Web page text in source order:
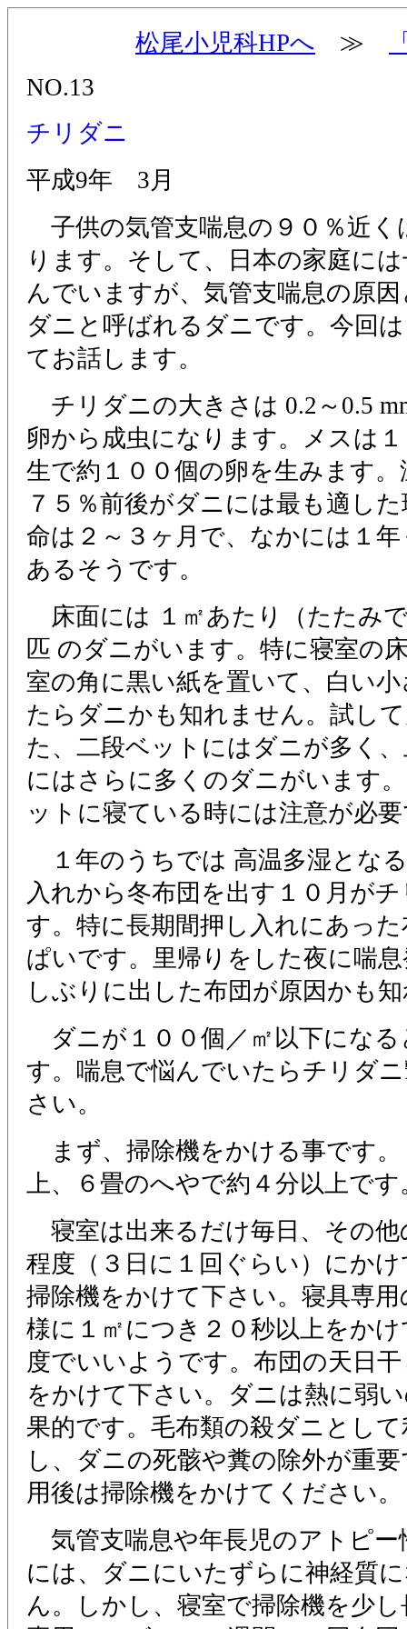
松尾小児科HPへ ≫
NO.13
チリダニ
平成9年 3月
子供の気管支喘息の９０％近く
ります。そして、日本の家庭に
んでいますが、気管支喘息の原
ダニと呼ばれるダニです。今回
てお話します。
チリダニの大きさは 0.2～0.5
卵から成虫になります。メスは
生で約１００個の卵を生みます
７５％前後がダニには最も適し
命は２～３ヶ月で、なかには１
あるそうです。
床面には １㎡あたり（たたみ
匹 のダニがいます。特に寝室の
室の角に黒い紙を置いて、白い
たらダニかも知れません。試し
た、二段ベットにはダニが多く
にはさらに多くのダニがいます
ットに寝ている時には注意が必
１年のうちでは 高温多湿とな
入れから冬布団を出す１０月が
す。特に長期間押し入れにあっ
ぱいです。里帰りをした夜に喘
しぶりに出した布団が原因かも
ダニが１００個／㎡以下になる
す。喘息で悩んでいたらチリダ
さい。
まず、掃除機をかける事です。
上、６畳のへやで約４分以上です
寝室は出来るだけ毎日、その他
程度（３日に１回ぐらい）にか
掃除機をかけて下さい。寝具専
様に１㎡につき２０秒以上をか
度でいいようです。布団の天日
をかけて下さい。ダニは熱に弱
果的です。毛布類の殺ダニとし
し、ダニの死骸や糞の除外が重
用後は掃除機をかけてください。
気管支喘息や年長児のアトピー
には、ダニにいたずらに神経質
ん。しかし、寝室で掃除機を少